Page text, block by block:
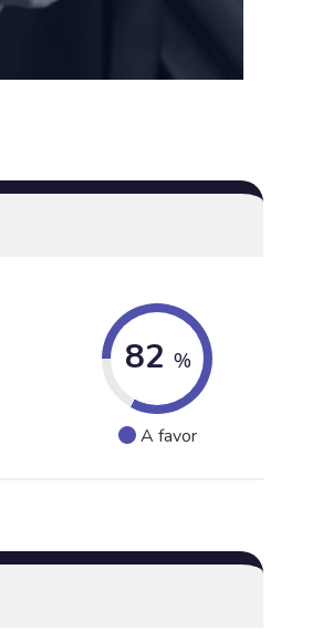
82 %
A favor